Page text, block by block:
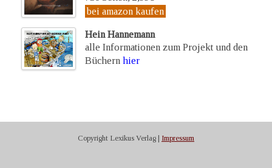
bei amazon kaufen
Hein Hannemann
alle Informationen zum Projekt und den
Büchern hier
Copyright Lexikus Verlag | Impressum